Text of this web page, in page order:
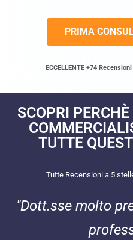
PRIMA
ECCELLENTE +74
SCOPRI
TUTTE
Tutte Recensioni a 5
"Dott.sse molto